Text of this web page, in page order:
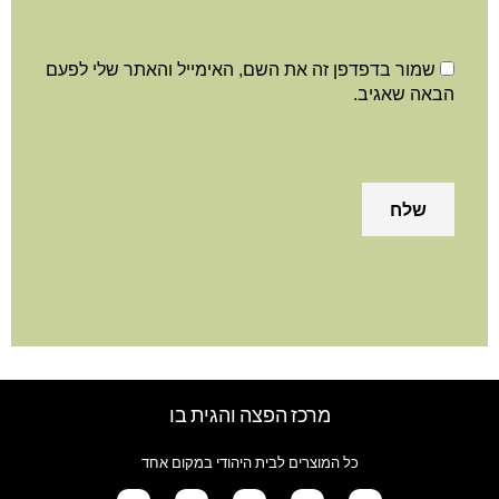
שמור בדפדפן זה את השם, האימייל והאתר שלי לפעם
הבאה שאגיב.
מרכז הפצה והגית בו
כל המוצרים לבית היהודי במקום אחד